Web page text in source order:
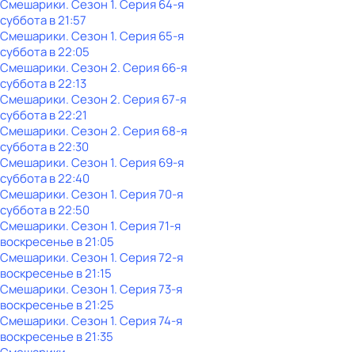
Смешарики. Сезон 1. Серия 64-я
субботав21:57
Смешарики. Сезон 1. Серия 65-я
субботав22:05
Смешарики. Сезон 2. Серия 66-я
субботав22:13
Смешарики. Сезон 2. Серия 67-я
субботав22:21
Смешарики. Сезон 2. Серия 68-я
субботав22:30
Смешарики. Сезон 1. Серия 69-я
субботав22:40
Смешарики. Сезон 1. Серия 70-я
субботав22:50
Смешарики. Сезон 1. Серия 71-я
воскресенье в21:05
Смешарики. Сезон 1. Серия 72-я
воскресенье в21:15
Смешарики. Сезон 1. Серия 73-я
воскресенье в21:25
Смешарики. Сезон 1. Серия 74-я
воскресенье в21:35